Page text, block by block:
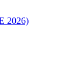
2026)